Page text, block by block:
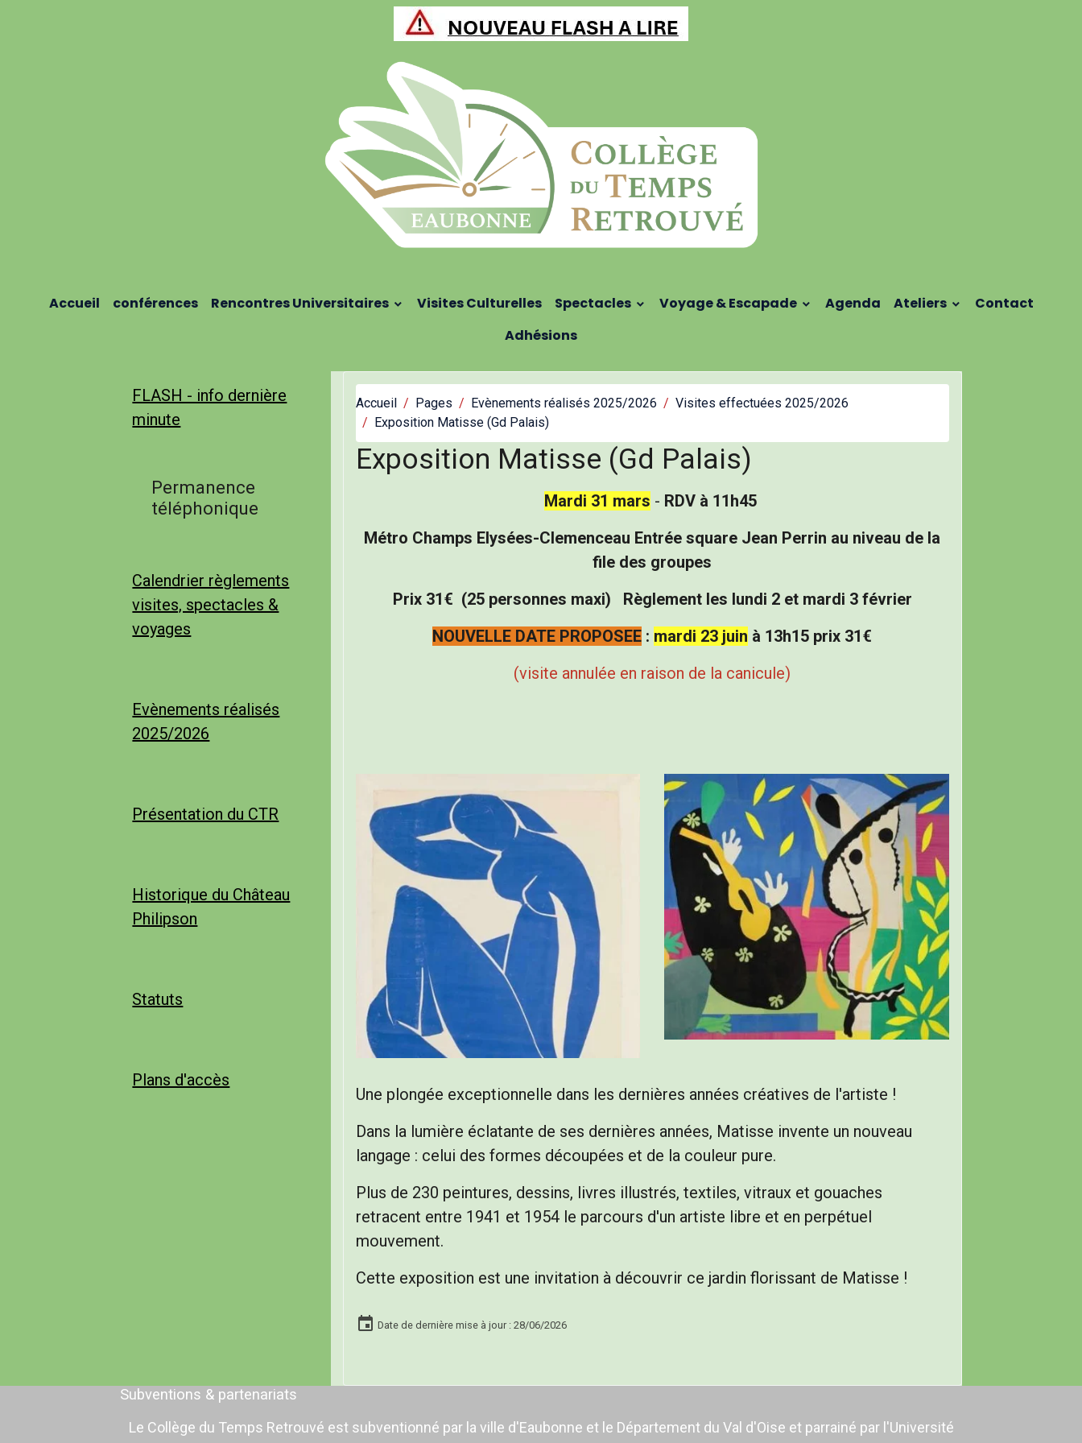
Accueil conférences Rencontres Universitaires Visites Culturelles Spectacles Voyage & Escapade Agenda Ateliers
Contact
Adhésions
Accueil Pages Evènements réalisés 2025/2026
Visites effectuées 2025/2026
Exposition Matisse (Gd Palais)
Exposition Matisse (Gd Palais)
Mardi 31 mars - RDV à 11h45
Métro Champs Elysées-Clemenceau Entrée square Jean Perrin au niveau de la
file des groupes
Prix 31€ (25 personnes maxi) Règlement les lundi 2 et mardi 3 février
NOUVELLE DATE PROPOSEE : mardi 23 juin à 13h15 prix 31€
(visite annulée en raison de la canicule)
Une plongée exceptionnelle dans les dernières années créatives de l'artiste !
Dans la lumière éclatante de ses dernières années, Matisse invente un nouveau
langage : celui des formes découpées et de la couleur pure.
Plus de 230 peintures, dessins, livres illustrés, textiles, vitraux et gouaches
retracent entre 1941 et 1954 le parcours d'un artiste libre et en perpétuel
mouvement.
Cette exposition est une invitation à découvrir ce jardin florissant de Matisse !
Date de dernière mise à jour : 28/06/2026
FLASH - info dernière
minute
Permanence
téléphonique
Calendrier règlements
visites, spectacles &
voyages
Evènements réalisés
2025/2026
Présentation du CTR
Historique du Château
Philipson
Statuts
Plans d'accès
Subventions & partenariats
Le Collège du Temps Retrouvé est subventionné par la ville d'Eaubonne et le Département du Val d'Oise et parrainé par l'Université